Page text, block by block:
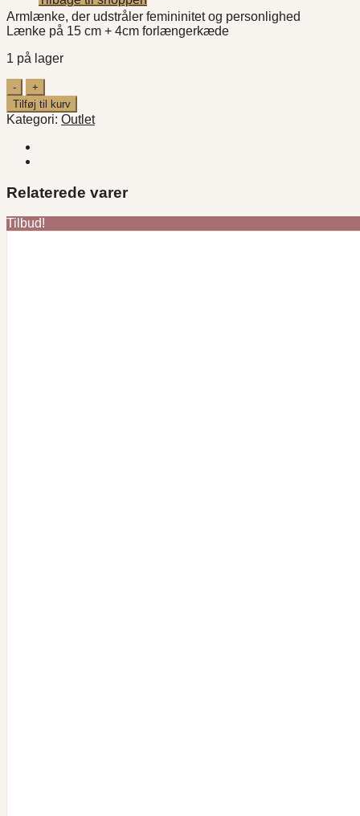
pris
var:
pris
er:
Armlænke, der udstråler femininitet og personlighed
Lænke på 15 cm + 4cm forlængerkæde
1 på lager
Yhuva
forgyldt
Armbånd
antal
Tilføj til kurv
Kategori: Outlet
Relaterede varer
Tilbud!